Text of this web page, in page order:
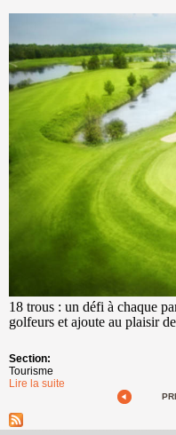
18 trous : un défi à chaque
golfeurs et ajoute au plaisir
Section:
Tourisme
Lire la suite
Pages